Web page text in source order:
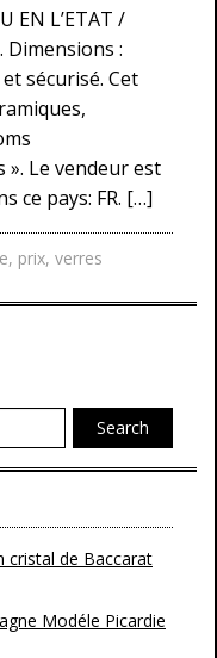
EN L’ETAT /
Dimensions :
sécurisé. Cet
Le vendeur est
ce pays: FR. […]
, prix, verres
Search
cristal de Baccarat
Modéle Picardie